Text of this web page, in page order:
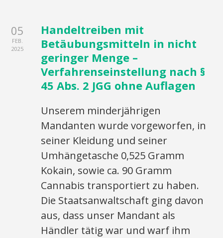
05
FEB.
2025
Handeltreiben mit
Betäubungsmitteln in nicht
geringer Menge –
Verfahrenseinstellung nach §
45 Abs. 2 JGG ohne Auflagen
Unserem minderjährigen
Mandanten wurde vorgeworfen, in
seiner Kleidung und seiner
Umhängetasche 0,525 Gramm
Kokain, sowie ca. 90 Gramm
Cannabis transportiert zu haben.
Die Staatsanwaltschaft ging davon
aus, dass unser Mandant als
Händler tätig war und warf ihm